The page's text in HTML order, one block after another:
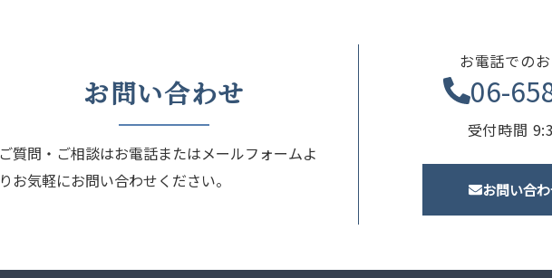
お問い合わせ
ご質問・ご相談はお電話またはメールフォームよ
りお気軽にお問い合わせください。
お電話での
06-
受付時間
お問い合